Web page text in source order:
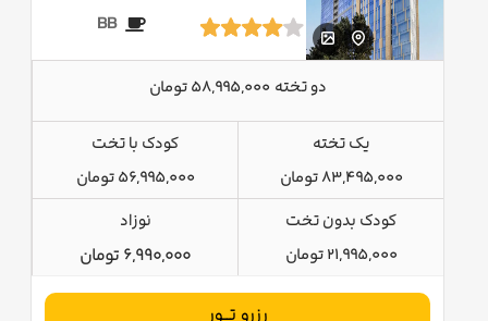
BB
دو تخته 58,995,000 تومان
یک تخته
83,495,000 تومان
کودک با تخت
56,995,000 تومان
کودک بدون تخت
21,995,000 تومان
نوزاد
6,990,000 تومان
رزرو تــور